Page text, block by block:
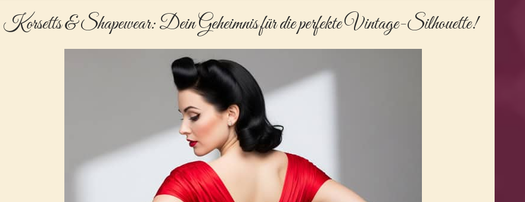
Korsetts & Shapewear: Dein Geheimnis für die perfekte Vintage-Silhouette!